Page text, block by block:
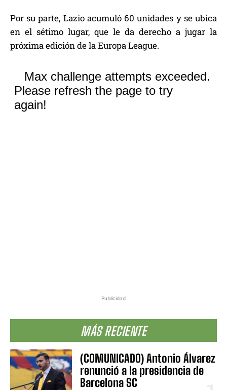
Publicidad
MÁS RECIENTE
(COMUNICADO) Antonio Álvarez
renunció a la presidencia de
Barcelona SC
Por su parte, Lazio acumuló 60 unidades y se ubica
en el sétimo lugar, que le da derecho a jugar la
próxima edición de la Europa League.